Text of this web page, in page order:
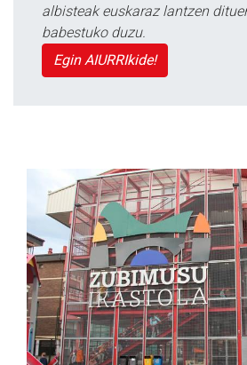
albisteak euskaraz lantzen
babestuko duzu.
Egin AIURRIkide!